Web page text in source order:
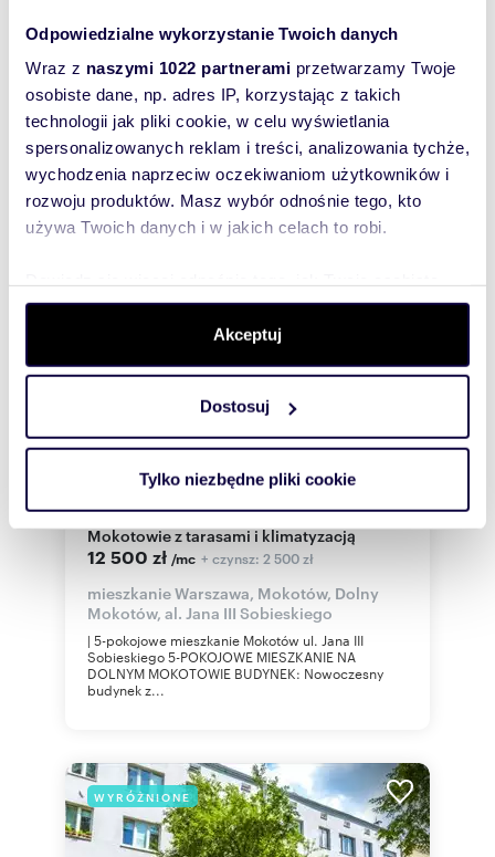
Odpowiedzialne wykorzystanie Twoich danych
Wraz z naszymi 1022 partnerami przetwarzamy Twoje
osobiste dane, np. adres IP, korzystając z takich
technologii jak pliki cookie, w celu wyświetlania
spersonalizowanych reklam i treści, analizowania tychże,
wychodzenia naprzeciw oczekiwaniom użytkowników i
rozwoju produktów. Masz wybór odnośnie tego, kto
używa Twoich danych i w jakich celach to robi.
dane są przetwarzane oraz ustaw własne preferencje w
. W Deklaracji plików cookie możesz
zmienić lub wycofać swoją zgodę w dowolnej chwili.
Wykorzystujemy pliki cookie do spersonalizowania treści
i reklam, aby oferować funkcje społecznościowe i
korzystasz z naszej witryny, udostępniamy partnerom
Partnerzy mogą połączyć te informacje z innymi danymi
otrzymanymi od Ciebie lub uzyskanymi podczas
korzystania z ich usług.
Akceptuj
Dostosuj
Tylko niezbędne pliki cookie
ul. Ludowa BUDYNEK: Rezydencja Morskie Oko
położona w prestiżowej części Dolnego Mo...
WYRÓŻNIONE
m2 5 69zł/m
Polecam przestronne 5-pok. 180 m² na
Mokotowie z tarasami i klimatyzacją
12 500 zł /mc + czynsz: 2 500 zł
mieszkanie Warszawa, Mokotów, Dolny
Mokotów, al. Jana III Sobieskiego
| 5-pokojowe mieszkanie Mokotów ul. Jana III
Sobieskiego 5-POKOJOWE MIESZKANIE NA
DOLNYM MOKOTOWIE BUDYNEK: Nowoczesny
budynek z...
WYRÓŻNIONE